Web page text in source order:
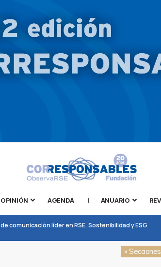
OPINIÓN AGENDA | ANUARIO
comunicación líder en RSE, Sostenibilidad y ESG
»